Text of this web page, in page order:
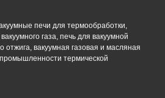
печи для термообработки,
газа, печь для вакуумной
отжига, вакуумная газовая и масляная
термической